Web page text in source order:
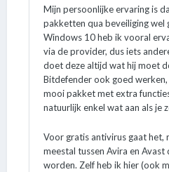
Mijn persoonlijke ervaring is
pakketten qua beveiliging wel
Windows 10 heb ik vooral
via de provider, dus iets
doet deze altijd wat hij moet
Bitdefender ook goed
mooi pakket met extra
natuurlijk enkel wat aan als je
Voor gratis antivirus gaat het,
meestal tussen Avira en Avast
worden. Zelf heb ik hier (ook